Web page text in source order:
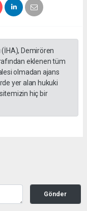
(İHA), Demirören
eklenen tüm
olmadan ajans
yer alan hukuki
hiç bir
Gönder